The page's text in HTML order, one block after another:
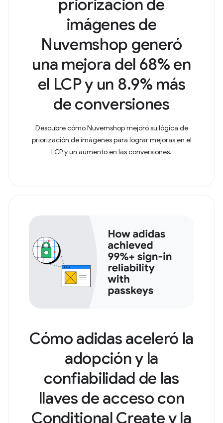
priorización de
imágenes de
Nuvemshop generó
una mejora del 68% en
el LCP y un 8.9% más
de conversiones
Descubre cómo Nuvemshop mejoró su lógica de
priorización de imágenes para lograr mejoras en el
LCP y un aumento en las conversiones.
Cómo adidas aceleró la
adopción y la
confiabilidad de las
llaves de acceso con
Conditional Create y la